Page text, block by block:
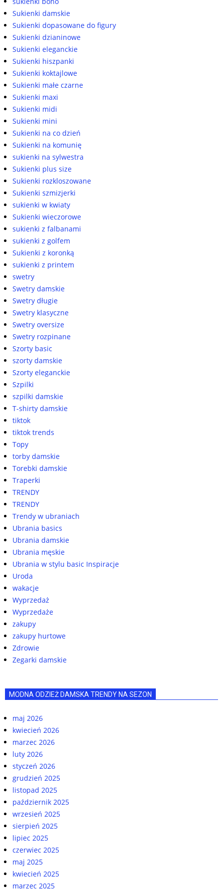
Sukienki damskie
Sukienki dopasowane do figury
Sukienki dzianinowe
Sukienki eleganckie
Sukienki hiszpanki
Sukienki koktajlowe
Sukienki małe czarne
Sukienki maxi
Sukienki midi
Sukienki mini
Sukienki na co dzień
Sukienki na komunię
sukienki na sylwestra
Sukienki plus size
Sukienki rozkloszowane
Sukienki szmizjerki
sukienki w kwiaty
Sukienki wieczorowe
sukienki z falbanami
sukienki z golfem
Sukienki z koronką
sukienki z printem
swetry
Swetry damskie
Swetry długie
Swetry klasyczne
Swetry oversize
Swetry rozpinane
Szorty basic
szorty damskie
Szorty eleganckie
Szpilki
szpilki damskie
T-shirty damskie
tiktok
tiktok trends
Topy
torby damskie
Torebki damskie
Traperki
TRENDY
TRENDY
Trendy w ubraniach
Ubrania basics
Ubrania damskie
Ubrania męskie
Ubrania w stylu basic Inspiracje
Uroda
wakacje
Wyprzedaż
Wyprzedaże
zakupy
zakupy hurtowe
Zdrowie
Zegarki damskie
MODNA ODZIEŻ DAMSKA TRENDY NA SEZON
maj 2026
kwiecień 2026
marzec 2026
luty 2026
styczeń 2026
grudzień 2025
listopad 2025
październik 2025
wrzesień 2025
sierpień 2025
lipiec 2025
czerwiec 2025
maj 2025
kwiecień 2025
marzec 2025